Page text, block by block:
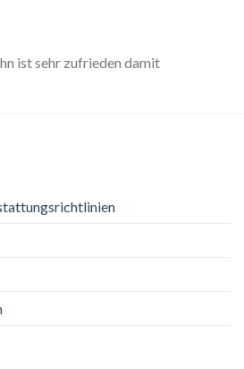
ist sehr zufrieden damit